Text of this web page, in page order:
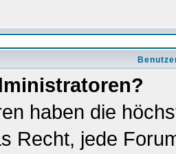
haben die
Recht, jede